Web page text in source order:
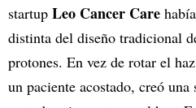
startup Leo Cancer Care
distinta del diseño tradicional
protones. En vez de rotar el
un paciente acostado, creó